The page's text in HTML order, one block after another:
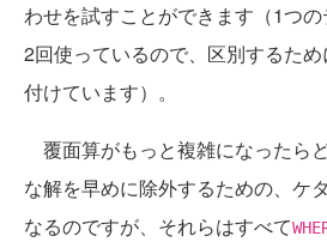
わせを試すことができます（1つ
2回使っているので、区別するため
付けています）。
覆面算がもっと複雑になったら
な解を早めに除外するための、ケ
なるのですが、それらはすべて